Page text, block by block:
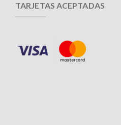
TARJETAS ACEPTADAS